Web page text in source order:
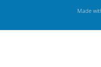
Made